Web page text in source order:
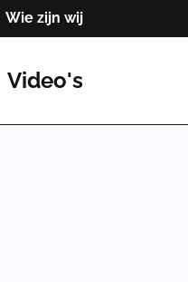
Wie zijn wij
Video's